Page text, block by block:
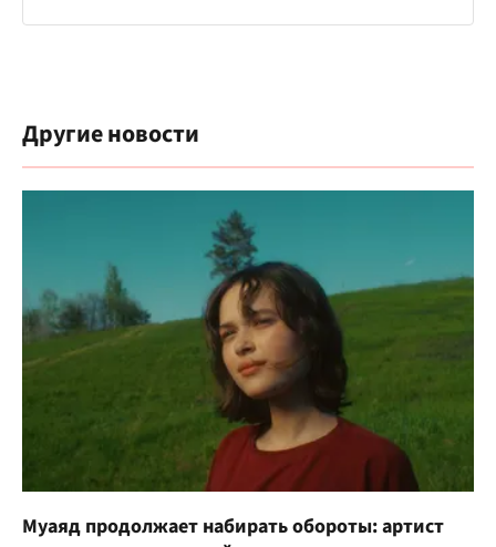
Другие новости
Муаяд продолжает набирать обороты: артист